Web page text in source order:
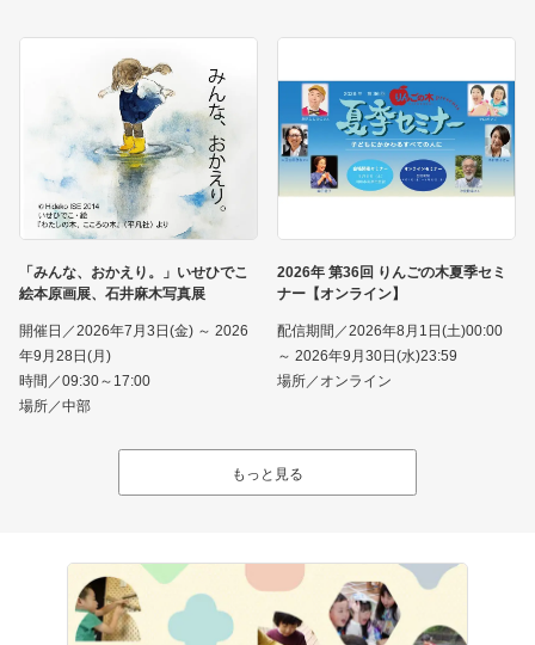
「みんな、おかえり。」いせひでこ
絵本原画展、石井麻木写真展
開催日／2026年7月3日(金) ～ 2026
年9月28日(月)
時間／09:30～17:00
場所／中部
2026年 第36回 りんごの木夏季セミ
ナー【オンライン】
配信期間／2026年8月1日(土)00:00
～ 2026年9月30日(水)23:59
場所／オンライン
もっと見る